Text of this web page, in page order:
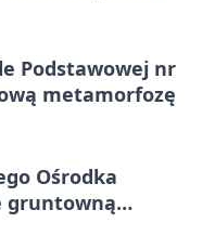
Podstawowej nr
metamorfozę
Ośrodka
gruntowną